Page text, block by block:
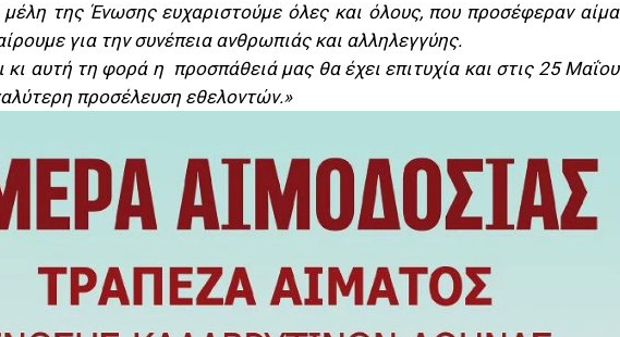
της Ένωσης ευχαριστούμε όλες και όλους, που προσέφεραν αίμα
για την συνέπεια ανθρωπιάς και αλληλεγγύης.
κι αυτή τη φορά η προσπάθειά μας θα έχει επιτυχία και στις 25 Μαΐου
προσέλευση εθελοντών.»